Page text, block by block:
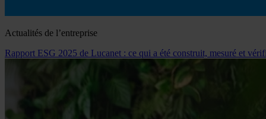
Actualités de l’entreprise
Rapport ESG 2025 de Lucanet : ce qui a été construit, mesuré et